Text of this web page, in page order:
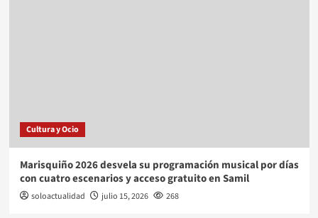
Cultura y Ocio
Marisquiño 2026 desvela su programación musical por días
con cuatro escenarios y acceso gratuito en Samil
soloactualidad julio 15, 2026 268